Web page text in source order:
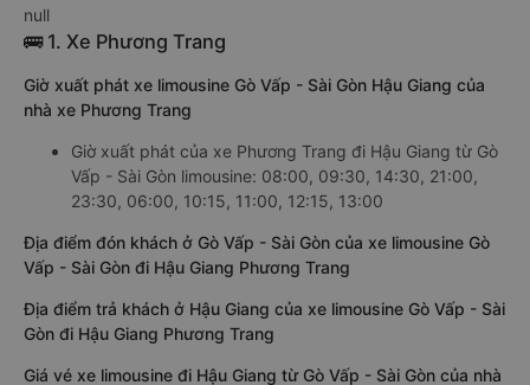
null
🚌 1. Xe Phương Trang
Giờ xuất phát xe limousine Gò Vấp - Sài Gòn Hậu Giang của
nhà xe Phương Trang
Giờ xuất phát của xe Phương Trang đi Hậu Giang từ Gò
Vấp - Sài Gòn limousine: 08:00, 09:30, 14:30, 21:00,
23:30, 06:00, 10:15, 11:00, 12:15, 13:00
Địa điểm đón khách ở Gò Vấp - Sài Gòn của xe limousine Gò
Vấp - Sài Gòn đi Hậu Giang Phương Trang
Địa điểm trả khách ở Hậu Giang của xe limousine Gò Vấp - Sài
Gòn đi Hậu Giang Phương Trang
Giá vé xe limousine đi Hậu Giang từ Gò Vấp - Sài Gòn của nhà